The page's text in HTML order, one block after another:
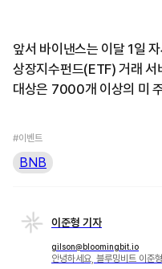
앞서 바이낸스는 이달 1일
상장지수펀드(ETF) 거래 서
대상은 7000개 이상의 미
#이벤트
BNB
이준형 기자
gilson@bloomingbit.io
안녕하세요, 블루밍비트 이준